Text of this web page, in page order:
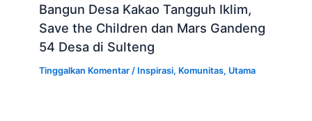
Bangun Desa Kakao Tangguh Iklim,
Save the Children dan Mars Gandeng
54 Desa di Sulteng
Tinggalkan Komentar / Inspirasi, Komunitas, Utama